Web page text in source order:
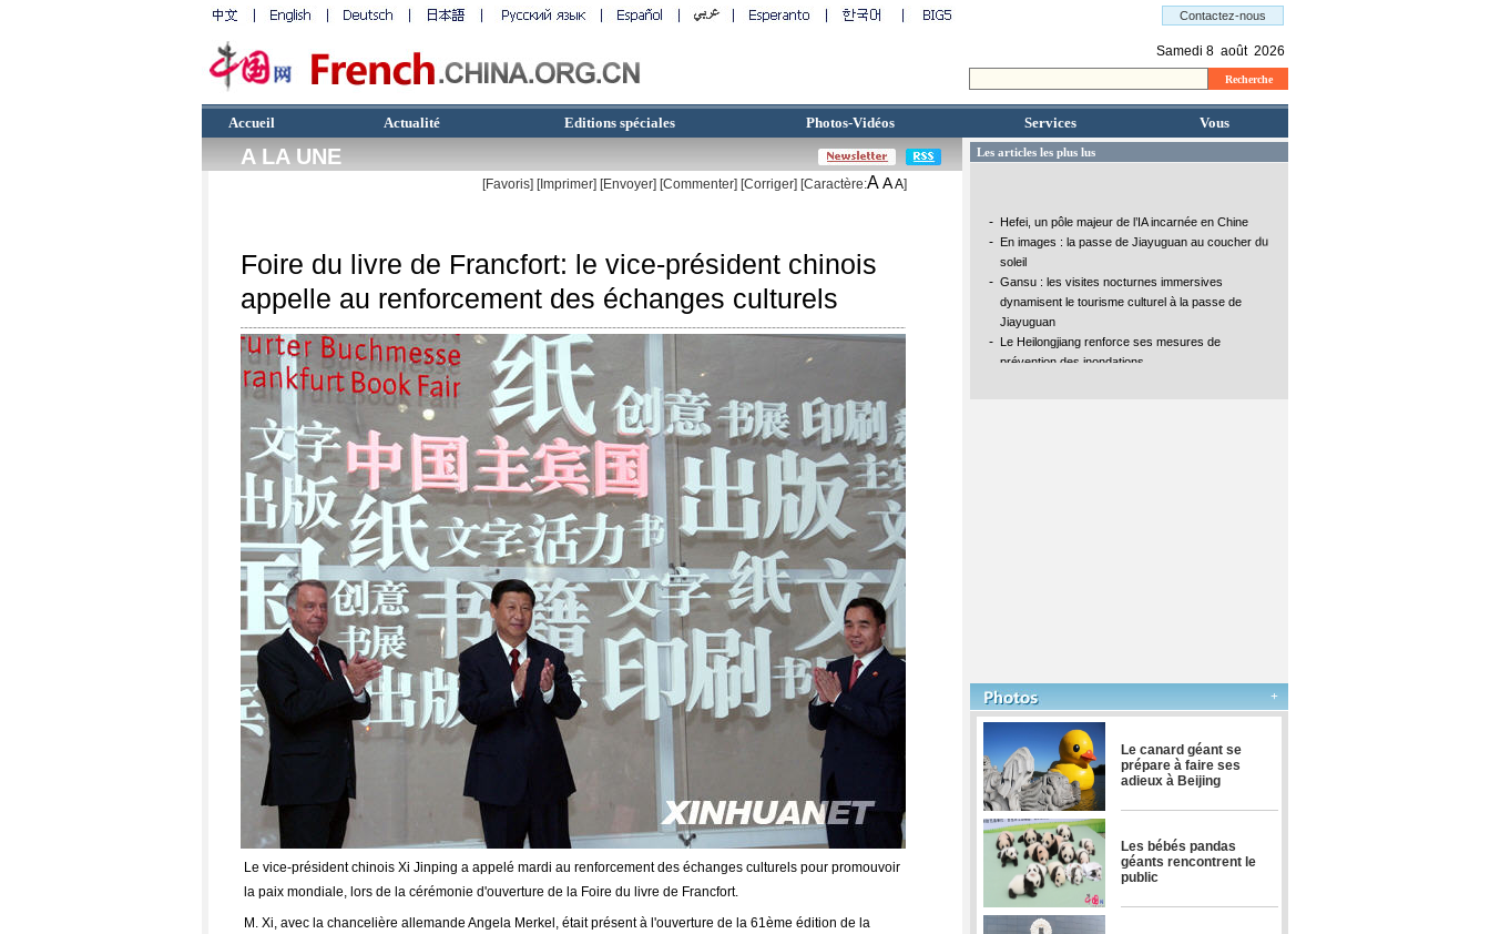
Accueil Actualité Editions spéciales Photos-Vidéos Services Vous
A LA UNE
[Favoris] [Imprimer] [Envoyer] [Commenter] [Corriger] [Caractère:AAA]
Foire du livre de Francfort: le vice-président chinois
appelle au renforcement des échanges culturels
Le vice-président chinois Xi Jinping a appelé mardi au renforcement des échanges culturels pour promouvoir
la paix mondiale, lors de la cérémonie d'ouverture de la Foire du livre de Francfort.
M. Xi, avec la chancelière allemande Angela Merkel, était présent à l'ouverture de la 61ème édition de la